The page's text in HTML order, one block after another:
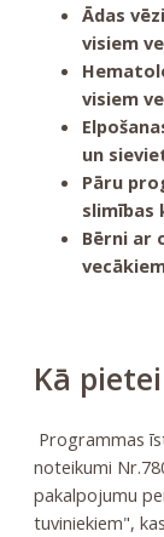
Ādas
visiem
visiem
un
Pāru
slimības
Bērni ar
Kā
Programmas
noteikumi
pakalpojumu
tuviniekiem",